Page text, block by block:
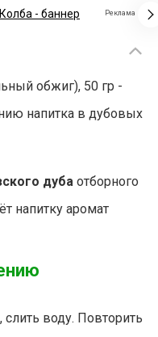
Реклама
обжиг), 50 гр -
напитка в дубовых
дуба отборного
напитку аромат
воду. Повторить